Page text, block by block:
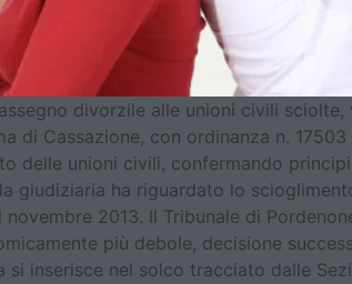
divorzile alle unioni civili
di Cassazione, con ordinanza n.
delle unioni civili, confermando
ha riguardato lo
2013. Il Tribunale di
più debole, decisione
inserisce nel solco tracciato dalle